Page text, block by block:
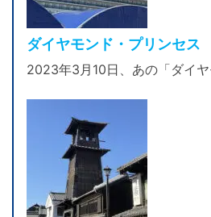
ダイヤモンド・プリンセス
2023年3月10日、あの「ダイ